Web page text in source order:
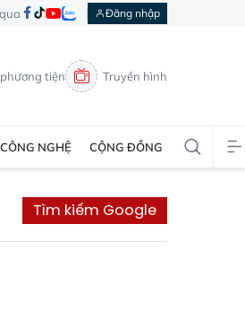
Đăng nhập
tiện Truyền hình
CÔNG NGHỆ CỘNG ĐỒNG
Tìm kiếm Google